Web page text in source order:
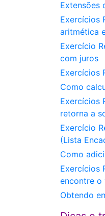
Extensões
Exercícios
aritmética
Exercício
com juros
Exercícios
Como
Exercícios
retorna a
Exercício
(Lista
Como
Exercícios
encontre o
Obtendo